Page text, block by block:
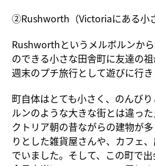
②Rushworth（Victoriaにある小
Rushworthというメルボルンか
のできる小さな田舎町に友達の祖
週末のプチ旅行として遊びに行き
町自体はとても小さく、のんび
ルンのような大きな街とは違っ
クトリア朝の昔ながらの建物が
りとした雑貨屋さんや、カフェ
でいました。そして、この町で